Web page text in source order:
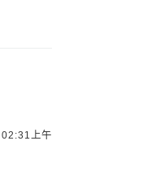
02:31上午